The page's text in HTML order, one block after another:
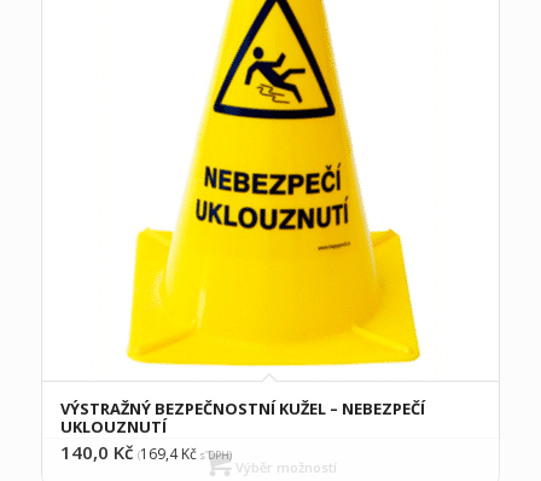
VÝSTRAŽNÝ BEZPEČNOSTNÍ KUŽEL – NEBEZPEČÍ
UKLOUZNUTÍ
140,0 Kč (169,4Kčs DPH)
Výběr možností